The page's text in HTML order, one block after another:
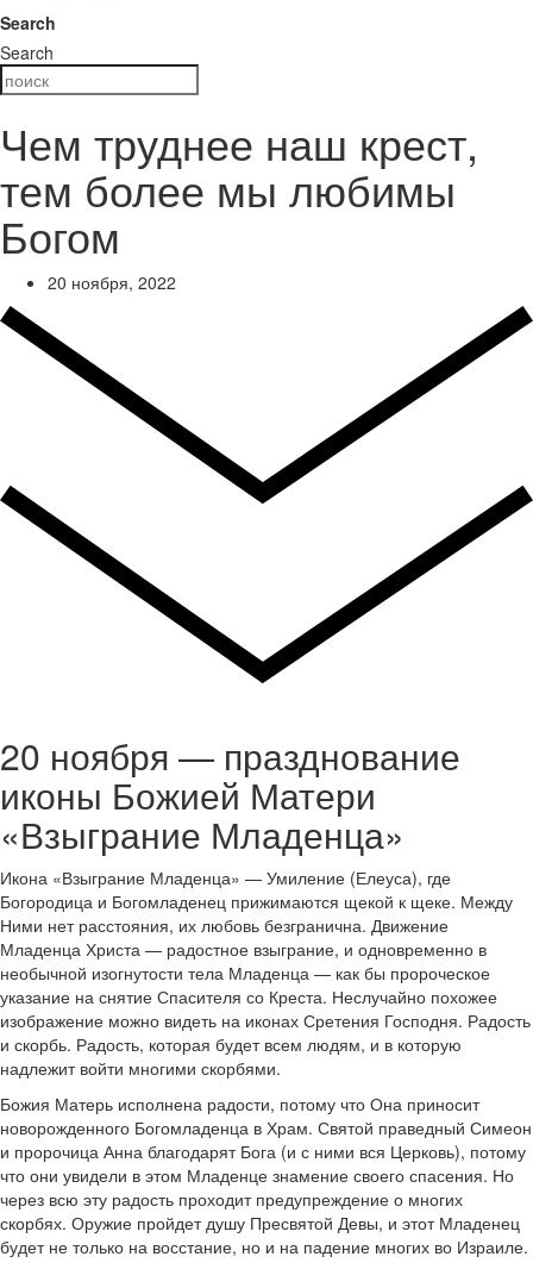
Search
Search
Чем труднее наш крест,
тем более мы любимы
Богом
20 ноября, 2022
20 ноября — празднование
иконы Божией Матери
«Взыграние Младенца»
Икона «Взыграние Младенца» — Умиление (Елеуса), где
Богородица и Богомладенец прижимаются щекой к щеке. Между
Ними нет расстояния, их любовь безгранична. Движение
Младенца Христа — радостное взыграние, и одновременно в
необычной изогнутости тела Младенца — как бы пророческое
указание на снятие Спасителя со Креста. Неслучайно похожее
изображение можно видеть на иконах Сретения Господня. Радость
и скорбь. Радость, которая будет всем людям, и в которую
надлежит войти многими скорбями.
Божия Матерь исполнена радости, потому что Она приносит
новорожденного Богомладенца в Храм. Святой праведный Симеон
и пророчица Анна благодарят Бога (и с ними вся Церковь), потому
что они увидели в этом Младенце знамение своего спасения. Но
через всю эту радость проходит предупреждение о многих
скорбях. Оружие пройдет душу Пресвятой Девы, и этот Младенец
будет не только на восстание, но и на падение многих во Израиле.